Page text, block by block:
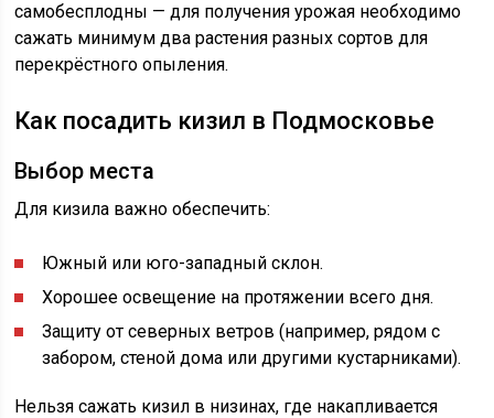
самобесплодны — для получения урожая необходимо
сажать минимум два растения разных сортов для
перекрёстного опыления.
Как посадить кизил в Подмосковье
Выбор места
Для кизила важно обеспечить:
Южный или юго-западный склон.
Хорошее освещение на протяжении всего дня.
Защиту от северных ветров (например, рядом с
забором, стеной дома или другими кустарниками).
Нельзя сажать кизил в низинах, где накапливается